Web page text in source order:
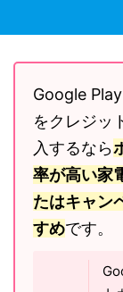
Google
をクレジッ
入するなら
率が高い家
たはキャン
すめです。